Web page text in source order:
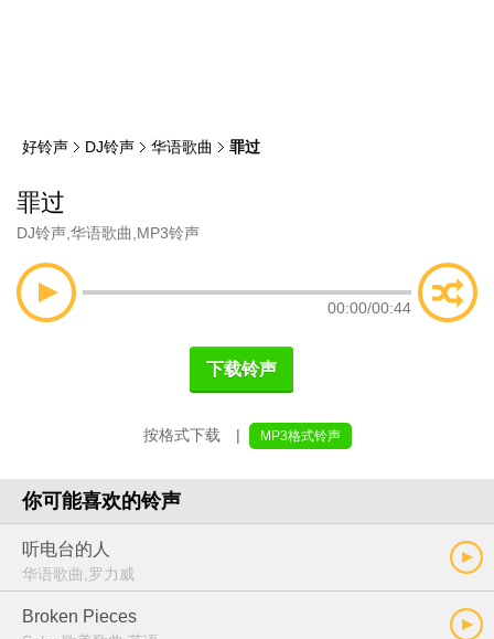
好铃声 DJ铃声 华语歌曲 罪过
罪过
DJ铃声 华语歌曲 MP3铃声
00:00/00:44
下载铃声
按格式下载 | MP3格式铃声
你可能喜欢的铃声
听电台的人
华语歌曲,罗力威
Broken Pieces